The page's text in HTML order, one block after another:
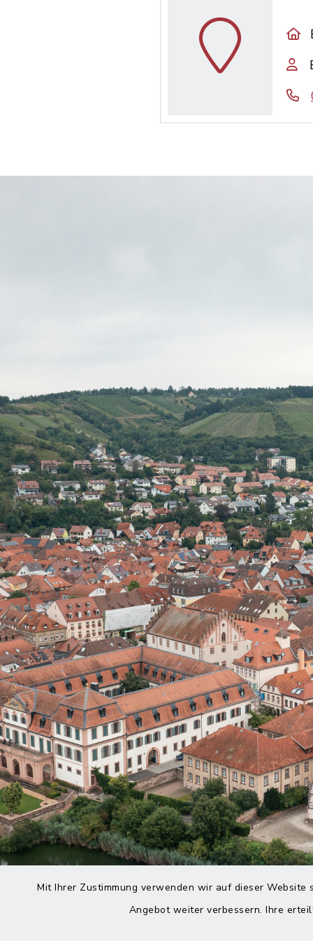
Mit Ihrer Zustimmung verwenden wir auf dieser
Angebot weiter verbessern. Ihre